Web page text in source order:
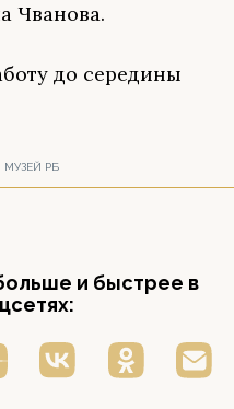
Чванова.
до середины
РБ
и быстрее в